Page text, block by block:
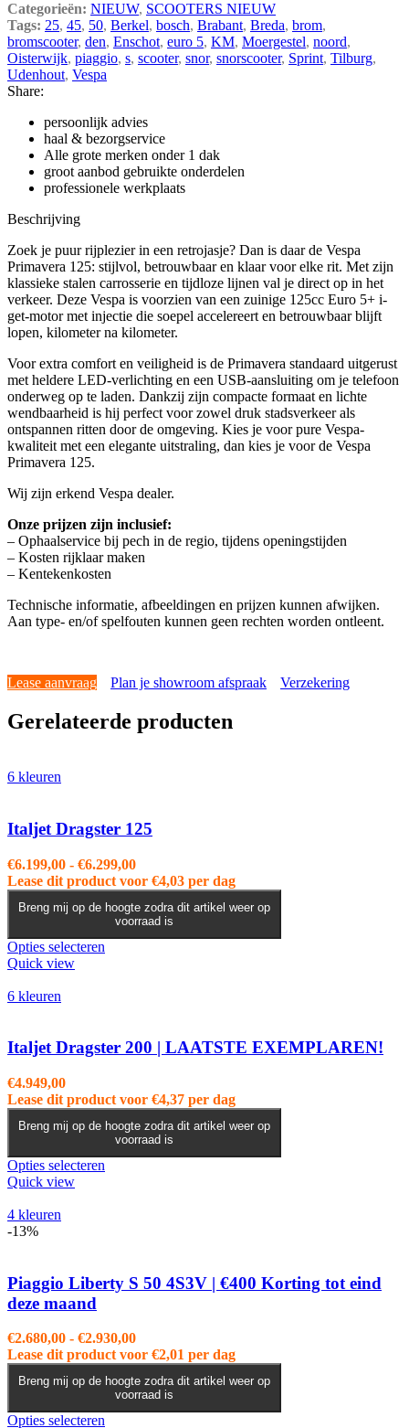
Categorieën: NIEUW, SCOOTERS NIEUW
Tags: 25, 45, 50, Berkel, bosch, Brabant, Breda, brom,
bromscooter, den, Enschot, euro 5, KM, Moergestel, noord,
Oisterwijk, piaggio, s, scooter, snor, snorscooter, Sprint, Tilburg,
Udenhout, Vespa
Share:
persoonlijk advies
haal & bezorgservice
Alle grote merken onder 1 dak
groot aanbod gebruikte onderdelen
professionele werkplaats
Beschrijving
Zoek je puur rijplezier in een retrojasje? Dan is daar de Vespa
Primavera 125: stijlvol, betrouwbaar en klaar voor elke rit. Met zijn
klassieke stalen carrosserie en tijdloze lijnen val je direct op in het
verkeer. Deze Vespa is voorzien van een zuinige 125cc Euro 5+ i-
get-motor met injectie die soepel accelereert en betrouwbaar blijft
lopen, kilometer na kilometer.
Voor extra comfort en veiligheid is de Primavera standaard uitgerust
met heldere LED-verlichting en een USB-aansluiting om je telefoon
onderweg op te laden. Dankzij zijn compacte formaat en lichte
wendbaarheid is hij perfect voor zowel druk stadsverkeer als
ontspannen ritten door de omgeving. Kies je voor pure Vespa-
kwaliteit met een elegante uitstraling, dan kies je voor de Vespa
Primavera 125.
Wij zijn erkend Vespa dealer.
Onze prijzen zijn inclusief:
– Ophaalservice bij pech in de regio, tijdens openingstijden
– Kosten rijklaar maken
– Kentekenkosten
Technische informatie, afbeeldingen en prijzen kunnen afwijken.
Aan type- en/of spelfouten kunnen geen rechten worden ontleent.
Lease aanvraag Plan je showroom afspraak Verzekering
Gerelateerde producten
6 kleuren
Italjet Dragster 125
€6.199,00 - €6.299,00Prijsklasse:
€6.199,00
tot
€6.299,00
Lease dit product voor €4,03 per dag
Breng mij op de hoogte zodra dit artikel weer op
voorraad is
Opties selecteren
optie
worden
op
de
productpagina
Quick view
6 kleuren
Italjet Dragster 200 | LAATSTE EXEMPLAREN!
€4.949,00
Lease dit product voor €4,37 per dag
Breng mij op de hoogte zodra dit artikel weer op
voorraad is
Opties selecteren
kan
gekozen
de
productpagina
Quick view
4 kleuren
-13%
Piaggio Liberty S 50 4S3V | €400 Korting tot eind
deze maand
€2.680,00 - €2.930,00Prijsklasse:
€2.680,00
€2.930,00
Lease dit product voor €2,01 per dag
Breng mij op de hoogte zodra dit artikel weer op
voorraad is
Opties selecteren